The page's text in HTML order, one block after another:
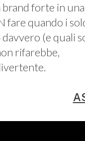
forte in
fare quando i
(e quali
rifarebbe,